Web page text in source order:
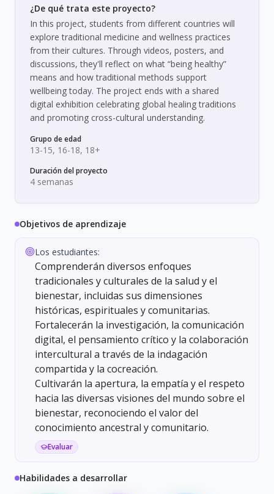
¿De qué trata este proyecto?
In this project, students from different countries will
explore traditional medicine and wellness practices
from their cultures. Through videos, posters, and
discussions, they'll reflect on what “being healthy”
means and how traditional methods support
wellbeing today. The project ends with a shared
digital exhibition celebrating global healing traditions
and promoting cross-cultural understanding.
Grupo de edad
13-15, 16-18, 18+
Duración del proyecto
4 semanas
Objetivos de aprendizaje
Los estudiantes:
Comprenderán diversos enfoques
tradicionales y culturales de la salud y el
bienestar, incluidas sus dimensiones
históricas, espirituales y comunitarias.
Fortalecerán la investigación, la comunicación
digital, el pensamiento crítico y la colaboración
intercultural a través de la indagación
compartida y la cocreación.
Cultivarán la apertura, la empatía y el respeto
hacia las diversas visiones del mundo sobre el
bienestar, reconociendo el valor del
conocimiento ancestral y comunitario.
Evaluar
Habilidades a desarrollar